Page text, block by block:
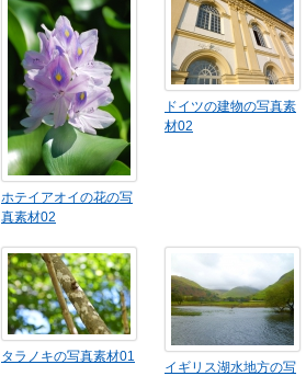
ホテイアオイの花の写
真素材02
ドイツの建物の写真素
材02
タラノキの写真素材01
イギリス湖水地方の写